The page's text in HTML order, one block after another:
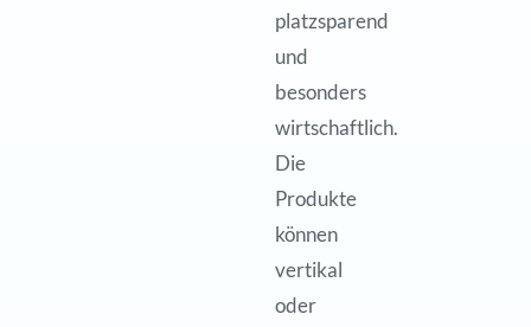
platzsparend
und
besonders
wirtschaftlich.
Die
Produkte
können
vertikal
oder